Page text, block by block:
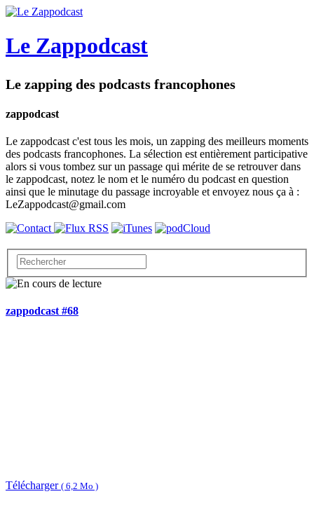
Le Zappodcast
Le zapping des podcasts francophones
zappodcast
Le zappodcast c'est tous les mois, un zapping des meilleurs moments
des podcasts francophones. La sélection est entièrement participative
alors si vous tombez sur un passage qui mérite de se retrouver dans
le zappodcast, notez le nom et le numéro du podcast en question
ainsi que le minutage du passage incroyable et envoyez nous ça à :
LeZappodcast@gmail.com
zappodcast #68
Télécharger ( 6,2 Mo )